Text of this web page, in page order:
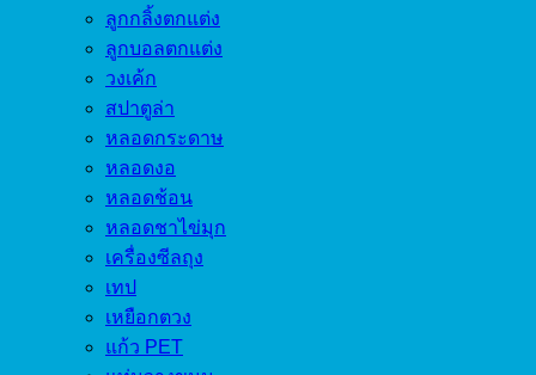
ลูกกลิ้งตกแต่ง
ลูกบอลตกแต่ง
วงเค้ก
สปาตูล่า
หลอดกระดาษ
หลอดงอ
หลอดช้อน
หลอดชาไข่มุก
เครื่องซีลถุง
เทป
เหยือกตวง
แก้ว PET